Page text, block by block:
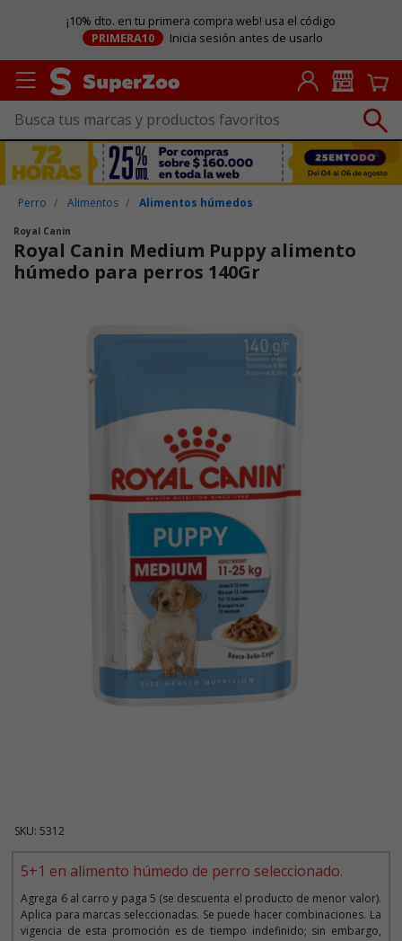
¡10% dto. en tu primera compra web! usa el código
PRIMERA10
Inicia sesión antes de usarlo
Perro Alimentos Alimentos húmedos
Royal Canin
Royal Canin Medium Puppy alimento
húmedo para perros 140Gr
SKU: 5312
5+1 en alimento húmedo de perro seleccionado.
Agrega 6 al carro y paga 5 (se descuenta el producto de menor valor).
Aplica para marcas seleccionadas. Se puede hacer combinaciones. La
vigencia de esta promoción es de tiempo indefinido; sin embargo,